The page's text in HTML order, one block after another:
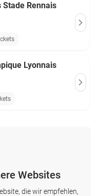
Stade Rennais
Lyonnais
Websites
die wir empfehlen,